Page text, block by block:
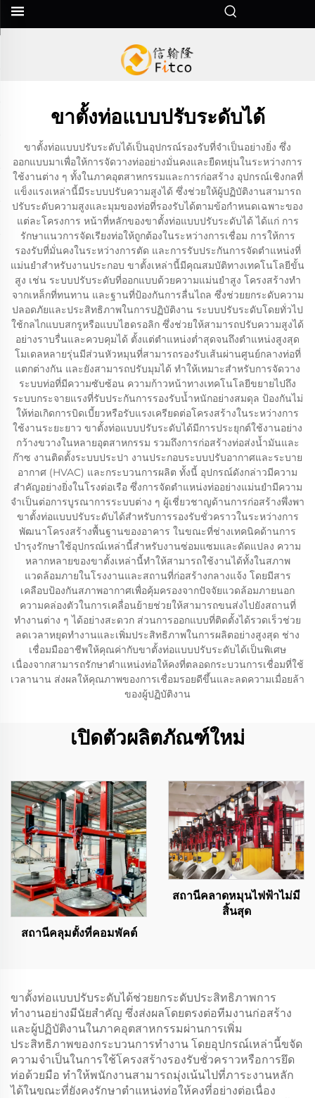
ขาตั้งท่อแบบปรับระดับได้
ขาตั้งท่อแบบปรับระดับได้เป็นอุปกรณ์รองรับที่จำเป็นอย่างยิ่ง ซึ่ง
ออกแบบมาเพื่อให้การจัดวางท่ออย่างมั่นคงและยืดหยุ่นในระหว่างการ
ใช้งานต่าง ๆ ทั้งในภาคอุตสาหกรรมและการก่อสร้าง อุปกรณ์เชิงกลที่
แข็งแรงเหล่านี้มีระบบปรับความสูงได้ ซึ่งช่วยให้ผู้ปฏิบัติงานสามารถ
ปรับระดับความสูงและมุมของท่อที่รองรับได้ตามข้อกำหนดเฉพาะของ
แต่ละโครงการ หน้าที่หลักของขาตั้งท่อแบบปรับระดับได้ ได้แก่ การ
รักษาแนวการจัดเรียงท่อให้ถูกต้องในระหว่างการเชื่อม การให้การ
รองรับที่มั่นคงในระหว่างการตัด และการรับประกันการจัดตำแหน่งที่
แม่นยำสำหรับงานประกอบ ขาตั้งเหล่านี้มีคุณสมบัติทางเทคโนโลยีขั้น
สูง เช่น ระบบปรับระดับที่ออกแบบด้วยความแม่นยำสูง โครงสร้างทำ
จากเหล็กที่ทนทาน และฐานที่ป้องกันการลื่นไถล ซึ่งช่วยยกระดับความ
ปลอดภัยและประสิทธิภาพในการปฏิบัติงาน ระบบปรับระดับโดยทั่วไป
ใช้กลไกแบบสกรูหรือแบบไฮดรอลิก ซึ่งช่วยให้สามารถปรับความสูงได้
อย่างราบรื่นและควบคุมได้ ตั้งแต่ตำแหน่งต่ำสุดจนถึงตำแหน่งสูงสุด
โมเดลหลายรุ่นมีส่วนหัวหมุนที่สามารถรองรับเส้นผ่านศูนย์กลางท่อที่
แตกต่างกัน และยังสามารถปรับมุมได้ ทำให้เหมาะสำหรับการจัดวาง
ระบบท่อที่มีความซับซ้อน ความก้าวหน้าทางเทคโนโลยีขยายไปถึง
ระบบกระจายแรงที่รับประกันการรองรับน้ำหนักอย่างสมดุล ป้องกันไม่
ให้ท่อเกิดการบิดเบี้ยวหรือรับแรงเครียดต่อโครงสร้างในระหว่างการ
ใช้งานระยะยาว ขาตั้งท่อแบบปรับระดับได้มีการประยุกต์ใช้งานอย่าง
กว้างขวางในหลายอุตสาหกรรม รวมถึงการก่อสร้างท่อส่งน้ำมันและ
ก๊าซ งานติดตั้งระบบประปา งานประกอบระบบปรับอากาศและระบาย
อากาศ (HVAC) และกระบวนการผลิต ทั้งนี้ อุปกรณ์ดังกล่าวมีความ
สำคัญอย่างยิ่งในโรงต่อเรือ ซึ่งการจัดตำแหน่งท่ออย่างแม่นยำมีความ
จำเป็นต่อการบูรณาการระบบต่าง ๆ ผู้เชี่ยวชาญด้านการก่อสร้างพึ่งพา
ขาตั้งท่อแบบปรับระดับได้สำหรับการรองรับชั่วคราวในระหว่างการ
พัฒนาโครงสร้างพื้นฐานของอาคาร ในขณะที่ช่างเทคนิคด้านการ
บำรุงรักษาใช้อุปกรณ์เหล่านี้สำหรับงานซ่อมแซมและดัดแปลง ความ
หลากหลายของขาตั้งเหล่านี้ทำให้สามารถใช้งานได้ทั้งในสภาพ
แวดล้อมภายในโรงงานและสถานที่ก่อสร้างกลางแจ้ง โดยมีสาร
เคลือบป้องกันสภาพอากาศเพื่อคุ้มครองจากปัจจัยแวดล้อมภายนอก
ความคล่องตัวในการเคลื่อนย้ายช่วยให้สามารถขนส่งไปยังสถานที่
ทำงานต่าง ๆ ได้อย่างสะดวก ส่วนการออกแบบที่ติดตั้งได้รวดเร็วช่วย
ลดเวลาหยุดทำงานและเพิ่มประสิทธิภาพในการผลิตอย่างสูงสุด ช่าง
เชื่อมมืออาชีพให้คุณค่ากับขาตั้งท่อแบบปรับระดับได้เป็นพิเศษ
เนื่องจากสามารถรักษาตำแหน่งท่อให้คงที่ตลอดกระบวนการเชื่อมที่ใช้
เวลานาน ส่งผลให้คุณภาพของการเชื่อมรอยดีขึ้นและลดความเมื่อยล้า
ของผู้ปฏิบัติงาน
เปิดตัวผลิตภัณฑ์ใหม่
สถานีคลุมตั้งที่คอมพัคต์
สถานีคลาดหมุนไฟฟ้าไม่มี
สิ้นสุด
ขาตั้งท่อแบบปรับระดับได้ช่วยยกระดับประสิทธิภาพการ
ทำงานอย่างมีนัยสำคัญ ซึ่งส่งผลโดยตรงต่อทีมงานก่อสร้าง
และผู้ปฏิบัติงานในภาคอุตสาหกรรมผ่านการเพิ่ม
ประสิทธิภาพของกระบวนการทำงาน โดยอุปกรณ์เหล่านี้ขจัด
ความจำเป็นในการใช้โครงสร้างรองรับชั่วคราวหรือการยึด
ท่อด้วยมือ ทำให้พนักงานสามารถมุ่งเน้นไปที่ภาระงานหลัก
ได้ในขณะที่ยังคงรักษาตำแหน่งท่อให้คงที่อย่างต่อเนื่อง